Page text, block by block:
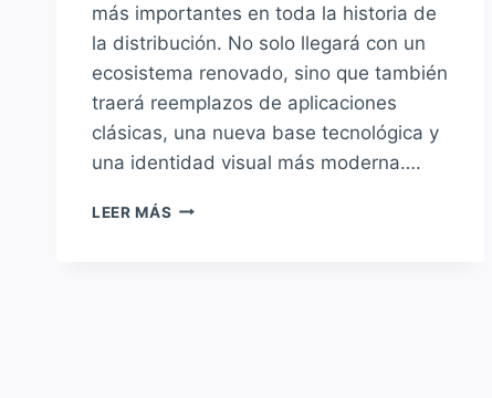
más importantes en toda la historia de
la distribución. No solo llegará con un
ecosistema renovado, sino que también
traerá reemplazos de aplicaciones
clásicas, una nueva base tecnológica y
una identidad visual más moderna….
LEER MÁS CANÓNICAL